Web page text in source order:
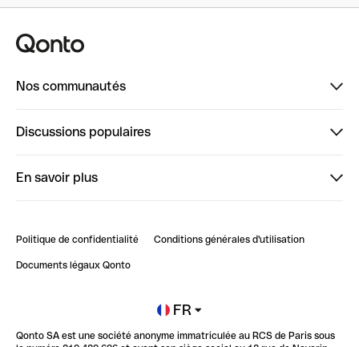
Nos communautés
ClubQonto
Discussions populaires
Impact de l'IA sur les carrières/productivité
En savoir plus
Blog
Newsroom
Glossaire finance
Politique de confidentialité Conditions générales d'utilisation
Documents légaux Qonto
FR
Qonto SA est une société anonyme immatriculée au RCS de Paris sous